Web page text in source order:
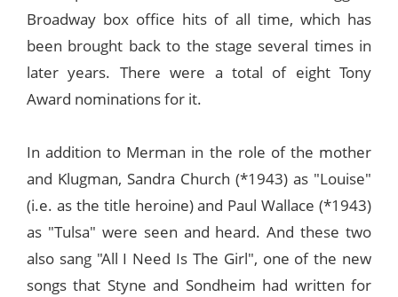
Broadway box office hits of all time, which has
been brought back to the stage several times in
later years. There were a total of eight Tony
Award nominations for it.
In addition to Merman in the role of the mother
and Klugman, Sandra Church (*1943) as "Louise"
(i.e. as the title heroine) and Paul Wallace (*1943)
as "Tulsa" were seen and heard. And these two
also sang "All I Need Is The Girl", one of the new
songs that Styne and Sondheim had written for